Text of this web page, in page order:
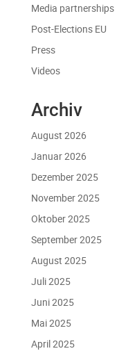
Media partnerships
Post-Elections EU
Press
Videos
Archiv
August 2026
Januar 2026
Dezember 2025
November 2025
Oktober 2025
September 2025
August 2025
Juli 2025
Juni 2025
Mai 2025
April 2025